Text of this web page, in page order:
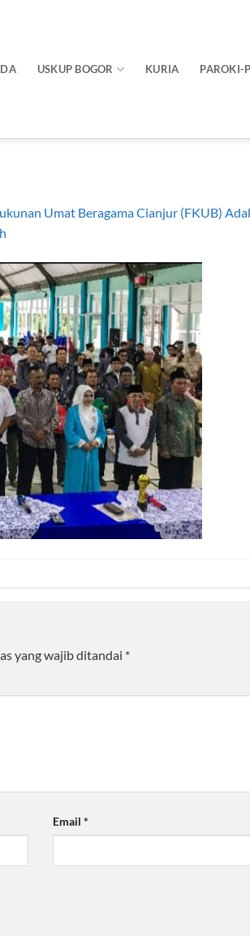
USKUP BOGOR KURIA PAROKI-
Umat Beragama Cianjur (FKUB)
yang wajib ditandai *
Email *